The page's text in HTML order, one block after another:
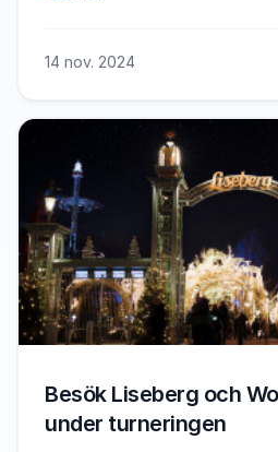
14 nov. 2024
Besök Liseberg och
under turneringen